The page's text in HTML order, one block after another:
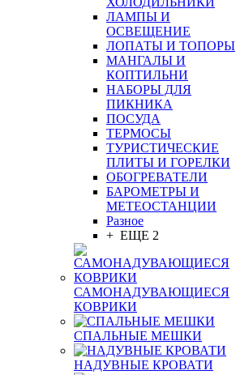
ЛАМПЫ И
ОСВЕЩЕНИЕ
ЛОПАТЫ И ТОПОРЫ
МАНГАЛЫ И
КОПТИЛЬНИ
НАБОРЫ ДЛЯ
ПИКНИКА
ПОСУДА
ТЕРМОСЫ
ТУРИСТИЧЕСКИЕ
ПЛИТЫ И ГОРЕЛКИ
ОБОГРЕВАТЕЛИ
БАРОМЕТРЫ И
МЕТЕОСТАНЦИИ
Разное
+ ЕЩЕ 2
САМОНАДУВАЮЩИЕСЯ
КОВРИКИ
СПАЛЬНЫЕ МЕШКИ
НАДУВНЫЕ КРОВАТИ